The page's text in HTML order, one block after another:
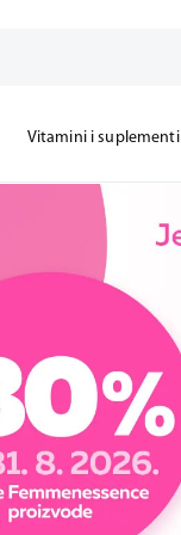
Vitamini i suplementi